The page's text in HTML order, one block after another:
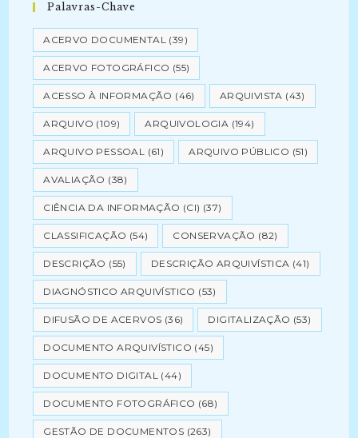
Palavras-Chave
ACERVO DOCUMENTAL (39)
ACERVO FOTOGRÁFICO (55)
ACESSO À INFORMAÇÃO (46) ARQUIVISTA (43)
ARQUIVO (109) ARQUIVOLOGIA (194)
ARQUIVO PESSOAL (61) ARQUIVO PÚBLICO (51)
AVALIAÇÃO (38)
CIÊNCIA DA INFORMAÇÃO (CI) (37)
CLASSIFICAÇÃO (54) CONSERVAÇÃO (82)
DESCRIÇÃO (55) DESCRIÇÃO ARQUIVÍSTICA (41)
DIAGNÓSTICO ARQUIVÍSTICO (53)
DIFUSÃO DE ACERVOS (36) DIGITALIZAÇÃO (53)
DOCUMENTO ARQUIVÍSTICO (45)
DOCUMENTO DIGITAL (44)
DOCUMENTO FOTOGRÁFICO (68)
GESTÃO DE DOCUMENTOS (263)